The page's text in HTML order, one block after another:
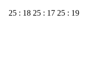
25 : 18 25 : 17 25 : 19